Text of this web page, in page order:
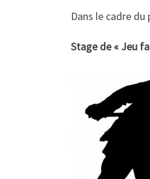
Dans le cadre
Stage de « Jeu